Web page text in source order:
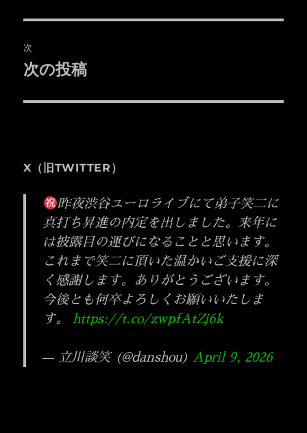
ビ
ゲ
ー
シ
ン
稿:
次
次
投
次の投稿
X（旧TWITTER）
昨夜渋谷ユーロライブにて弟子笑二に
真打ち昇進の内定を出しました。来年に
は披露目の運びになることと思います。
これまで笑二に頂いた温かいご支援に深
く感謝します。ありがとうございます。
今後とも何卒よろしくお願いいたしま
す。 https://t.co/zwpfAtZj6k
— 立川談笑 (@danshou) April 9, 2026